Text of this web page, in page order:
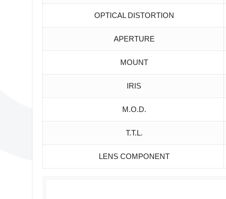
OPTICAL DISTORTION
APERTURE
MOUNT
IRIS
M.O.D.
T.T.L.
LENS COMPONENT